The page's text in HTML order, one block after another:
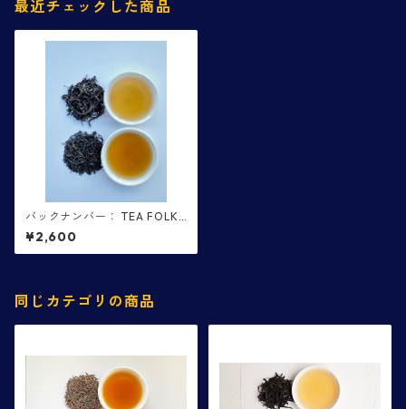
最近チェックした商品
バックナンバー： TEA FOLKS
第１６便 坂口園・益井園
¥2,600
同じカテゴリの商品